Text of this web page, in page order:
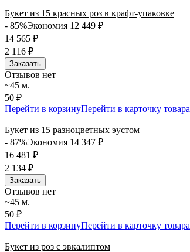
Букет из 15 красных роз в крафт-упаковке
- 85%Экономия 12 449 ₽
14 565 ₽
2 116 ₽
Заказать
Отзывов нет
~45 м.
50 ₽
Перейти в корзинуПерейти в карточку товара
Букет из 15 разноцветных эустом
- 87%Экономия 14 347 ₽
16 481 ₽
2 134 ₽
Заказать
Отзывов нет
~45 м.
50 ₽
Перейти в корзинуПерейти в карточку товара
Букет из роз с эвкалиптом